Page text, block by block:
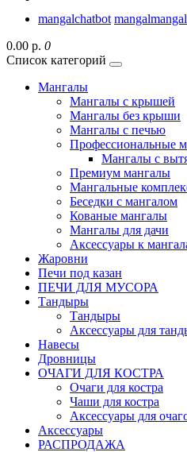
mangalchatbot
0.00 р. 0
Список категорий
Мангалы
Мангалы с крышей
Мангалы без крыши
Мангалы с печью
Профессиональные
Мангалы с
Премиум мангалы
Мангальные
Беседки с мангалом
Кованые мангалы
Мангалы для дачи
Аксессуары к
Жаровни
Печи под казан
ПЕЧИ ДЛЯ МУСОРА
Тандыры
Тандыры
Аксессуары для
Навесы
Дровницы
ОЧАГИ ДЛЯ КОСТРА
Очаги для костра
Чаши для костра
Аксессуары для
Аксессуары
РАСПРОДАЖА